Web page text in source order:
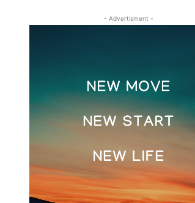
- Advertisment -